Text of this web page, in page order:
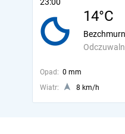
14°C
Opad: 0 mm
Wiatr:
8 km/h